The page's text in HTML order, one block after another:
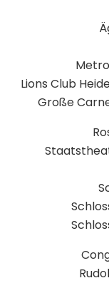
Lions Club
Große